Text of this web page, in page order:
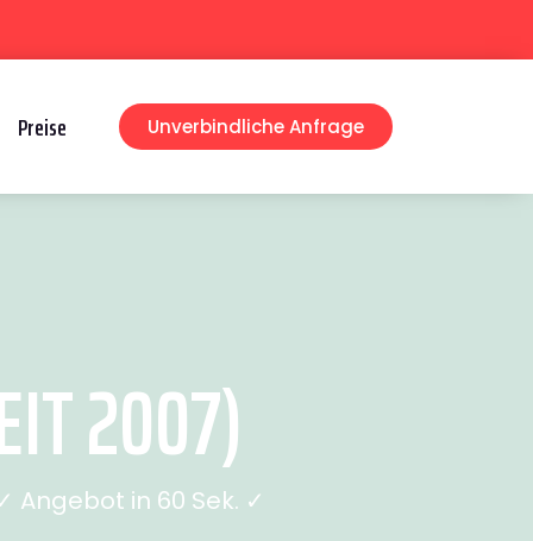
Preise Unverbindliche Anfrage
2007)
Angebot in 60 Sek. ✓